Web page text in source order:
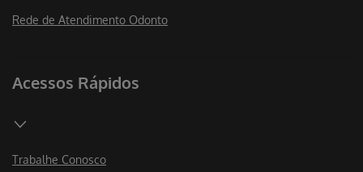
Rede de Atendimento Odonto
Acessos Rápidos
Trabalhe Conosco